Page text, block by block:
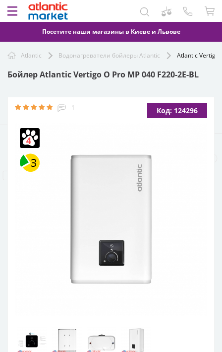
Посетите наши магазины в Киеве и Львове
Atlantic Водонагреватели бойлеры Atlantic Atlantic Vertigo
Бойлер Atlantic Vertigo O Pro MP 040 F220-2E-BL
1 Код: 124296